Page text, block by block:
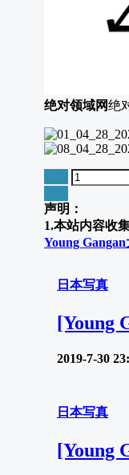
绝对领域网绝
声明：
1.本站内容收
Young Gangan
日本写真
[Young
2019-7-30
日本写真
[Young